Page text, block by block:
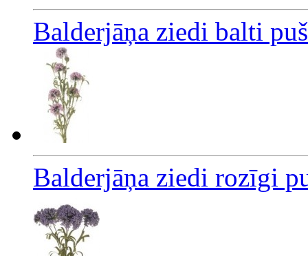
Balderjāņa ziedi balti
Balderjāņa ziedi rozīgi